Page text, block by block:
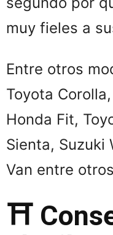
muy fieles a
Entre otros
Toyota
Honda Fit,
Sienta, Suzuki
Van entre
⛩️